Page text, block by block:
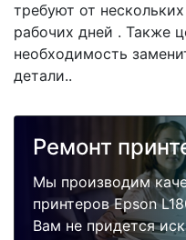
требуют от
рабочих дней . Также
необходимость
детали..
Ремонт
Мы производим
принтеров Epson
Вам не придется